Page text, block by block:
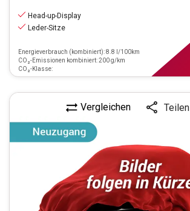
Head-up-Display
Leder-Sitze
Energieverbrauch (kombiniert): 8.8 l/100km
CO₂-Emissionen kombiniert: 200 g/km
CO₂-Klasse:
Vergleichen Teilen